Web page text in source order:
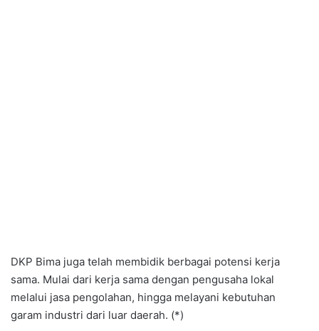
DKP Bima juga telah membidik berbagai potensi kerja
sama. Mulai dari kerja sama dengan pengusaha lokal
melalui jasa pengolahan, hingga melayani kebutuhan
garam industri dari luar daerah. (*)